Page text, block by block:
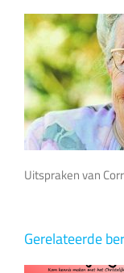
Uitspraken van
Gerelateerde